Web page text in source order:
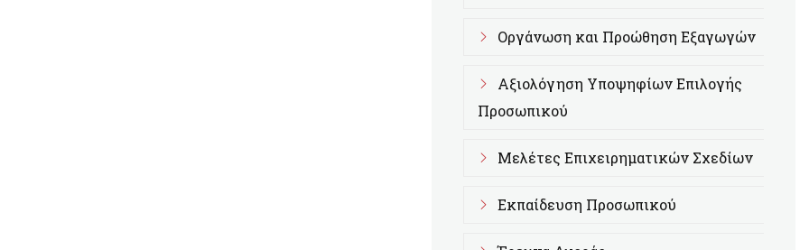
Οργάνωση και Προώθηση Εξαγωγών
Αξιολόγηση Υποψηφίων Επιλογής
Προσωπικού
Μελέτες Επιχειρηματικών Σχεδίων
Εκπαίδευση Προσωπικού